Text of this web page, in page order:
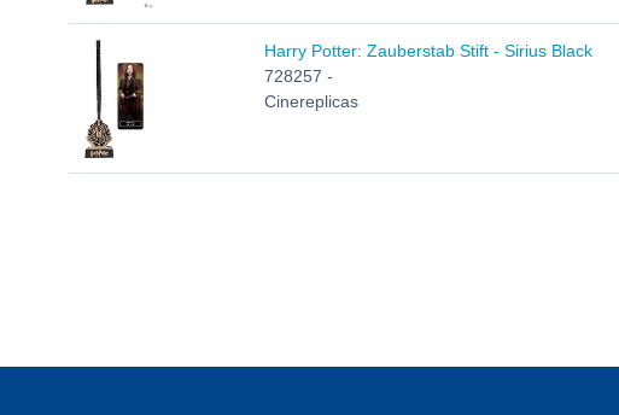
Harry Potter: Zauberstab Stift - Sirius Black
728257 -
Cinereplicas